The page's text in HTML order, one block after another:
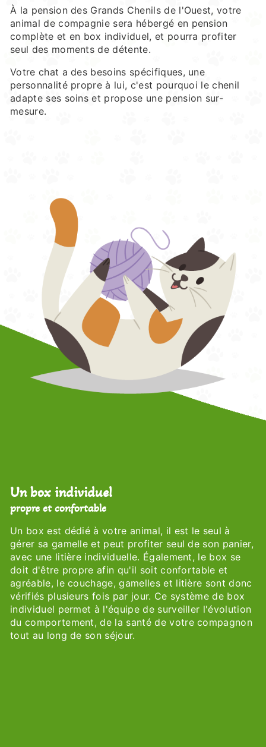
À la pension des Grands Chenils de l'Ouest, votre
animal de compagnie sera hébergé en pension
complète et en box individuel, et pourra profiter
seul des moments de détente.
Votre chat a des besoins spécifiques, une
personnalité propre à lui, c'est pourquoi le chenil
adapte ses soins et propose une pension sur-
mesure.
Un box individuel
propre et confortable
Un box est dédié à votre animal, il est le seul à
gérer sa gamelle et peut profiter seul de son panier,
avec une litière individuelle. Également, le box se
doit d'être propre afin qu'il soit confortable et
agréable, le couchage, gamelles et litière sont donc
vérifiés plusieurs fois par jour. Ce système de box
individuel permet à l'équipe de surveiller l'évolution
du comportement, de la santé de votre compagnon
tout au long de son séjour.